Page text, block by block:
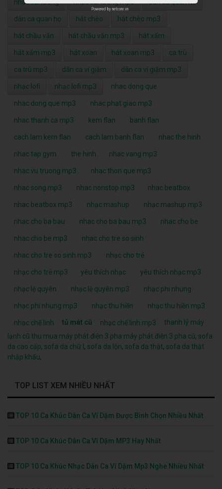
nhạc cải lương nhạc cải lương mp3 dân ca quan họ
dân ca quan họ hát chèo hát chèo mp3
hát chầu văn hát chầu văn mp3 hát xẩm
hát xẩm mp3 hát xoan hát xoan mp3 ca trù
ca trù mp3 dân ca ví giặm dân ca ví giặm mp3
nhạc lofi nhạc lofi mp3 nhac dong que
nhac dong que mp3 nhac phat giao mp3
nhac thanh ca mp3 kem flan banh flan
cach lam kem flan cach lam banh flan nhac the hinh
nhac tap gym the hinh nhac vang mp3
nhac vu truong mp3 nhac thon que mp3
nhac song mp3 nhac nonstop mp3 nhac beatbox
nhac beatbox mp3 nhạc mashup nhạc mashup mp3
nhac cho ba bau nhac cho ba bau mp3 nhac cho be
nhac cho be mp3 nhac cho tre so sinh
nhac cho tre so sinh mp3 nhạc cho trẻ
nhạc cho trẻ mp3 yêu thích nhạc yêu thích nhạc mp3
nhạc lệ quyên nhạc lệ quyên mp3 nhạc phi nhung
nhạc phi nhung mp3 nhạc thu hiền nhạc thu hiền mp3
nhạc chế linh tủ mát cũ nhạc chế linh mp3
thanh lý máy
lạnh cũ thu mua máy phát điện 3 pha máy phát điện 3 pha cũ, sofa
da cao cấp, sofa da chữ l , sofa da lộn, sofa da thật, sofa da thật
nhập khẩu,
TOP LIST XEM NHIỀU NHẤT
TOP 10 Ca Khúc Dân Ca Ví Dặm Được Bình Chọn Nhiều Nhất
TOP 10 Ca Khúc Dân Ca Ví Dặm MP3 Hay Nhất
TOP 10 Ca Khúc Nhạc Dân Ca Ví Dặm Mp3 Nghe Nhiều Nhất
Powered by netcore.vn